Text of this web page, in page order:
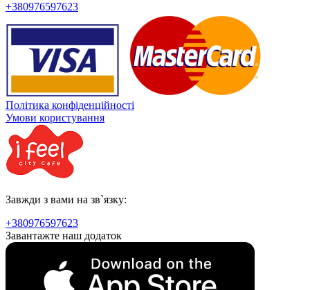
+380976597623
Політика конфіденційності
Умови користування
Завжди з вами на зв`язку:
+380976597623
Завантажте наш додаток